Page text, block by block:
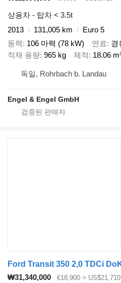
상용차 - 탑차 < 3.5t
2013
131,005 km
Euro 5
동력
106 마력 (78 kW) 연료
경
적재 용량 965 kg 체적 18.06
독일, Rohrbach b. Landau
Engel & Engel GmbH
Ford Transit 350 2,0 TDCi
₩31,340,000
€18,900 ≈ US$21,710